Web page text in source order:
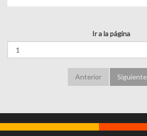
Ir a la página
Anterior Siguiente